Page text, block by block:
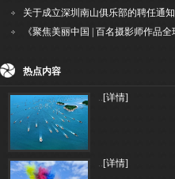
关于成立深圳南山俱乐部的聘任通知
热点内容
..[详情]
..[详情]